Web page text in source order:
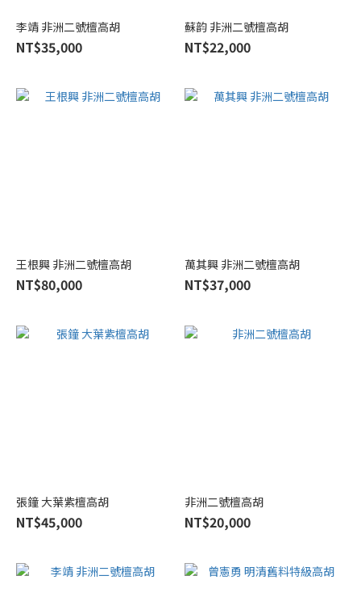
李靖 非洲二號檀高胡
NT$35,000
蘇韵 非洲二號檀高胡
NT$22,000
王根興 非洲二號檀高胡
NT$80,000
萬其興 非洲二號檀高胡
NT$37,000
張鐘 大葉紫檀高胡
NT$45,000
非洲二號檀高胡
NT$20,000